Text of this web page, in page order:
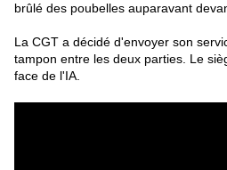
brûlé des poubelles auparavant
La CGT a décidé d'envoyer son
tampon entre les deux parties. Le
face de l'IA.